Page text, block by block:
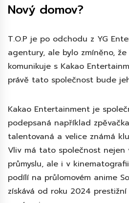
Nový domov?
T.O.P je po odchodu z YG
agentury, ale bylo zmíněno,
komunikuje s Kakao
právě tato společnost bude
Kakao Entertainment je
podepsaná například
talentovaná a velice známá
Vliv má tato společnost nejen
průmyslu, ale i v
podílí na průlomovém anime
získává od roku 2024